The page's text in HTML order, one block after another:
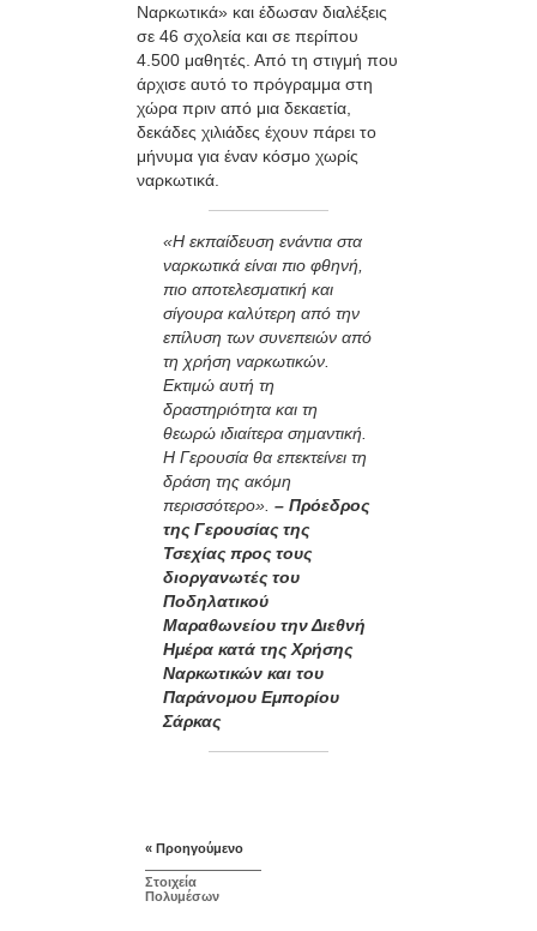
Ναρκωτικά» και έδωσαν διαλέξεις
σε 46 σχολεία και σε περίπου
4.500 μαθητές. Από τη στιγμή που
άρχισε αυτό το πρόγραμμα στη
χώρα πριν από μια δεκαετία,
δεκάδες χιλιάδες έχουν πάρει το
μήνυμα για έναν κόσμο χωρίς
ναρκωτικά.
«Η εκπαίδευση ενάντια στα
ναρκωτικά είναι πιο φθηνή,
πιο αποτελεσματική και
σίγουρα καλύτερη από την
επίλυση των συνεπειών από
τη χρήση ναρκωτικών.
Εκτιμώ αυτή τη
δραστηριότητα και τη
θεωρώ ιδιαίτερα σημαντική.
Η Γερουσία θα επεκτείνει τη
δράση της ακόμη
περισσότερο». – Πρόεδρος
της Γερουσίας της
Τσεχίας προς τους
διοργανωτές του
Ποδηλατικού
Μαραθωνείου την Διεθνή
Ημέρα κατά της Χρήσης
Ναρκωτικών και του
Παράνομου Εμπορίου
Σάρκας
« Προηγούμενο
Στοιχεία
Πολυμέσων